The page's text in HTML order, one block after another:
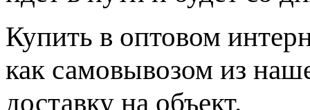
Купить в оптовом
как самовывозом из
доставку на объект.